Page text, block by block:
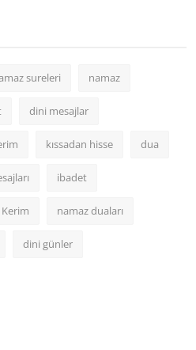
sureleri namaz
dini mesajlar
kıssadan hisse dua
ibadet
Kerim namaz duaları
dini günler